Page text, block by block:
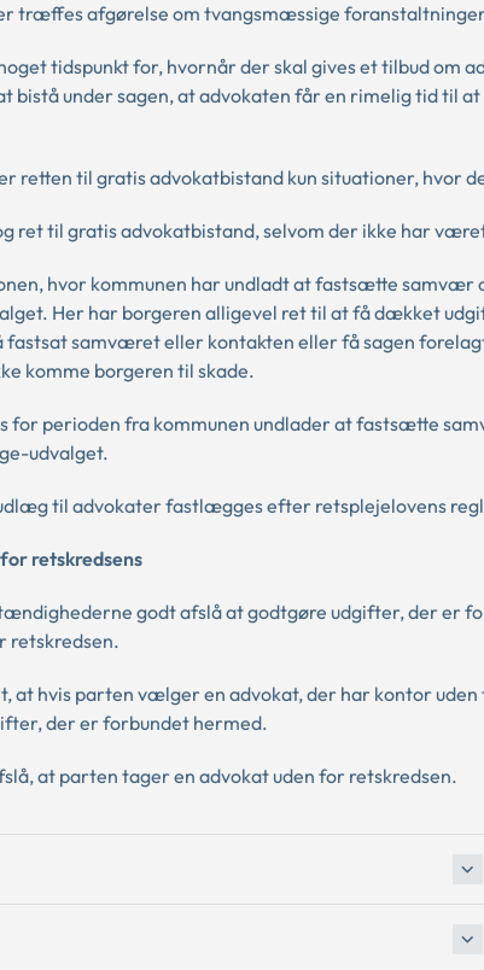
træffes afgørelse om tvangsmæssige
tidspunkt for, hvornår der skal gives et tilbud om
bistå under sagen, at advokaten får en rimelig tid til
retten til gratis advokatbistand kun situationer, hvor
til gratis advokatbistand, selvom der ikke har
hvor kommunen har undladt at fastsætte
Her har borgeren alligevel ret til at få dækket
samværet eller kontakten eller få sagen
komme borgeren til skade.
for perioden fra kommunen undlader at fastsætte
udvalget.
til advokater fastlægges efter retsplejelovens
retskredsens
godt afslå at godtgøre udgifter, der er
retskredsen.
at hvis parten vælger en advokat, der har kontor
der er forbundet hermed.
at parten tager en advokat uden for retskredsen.